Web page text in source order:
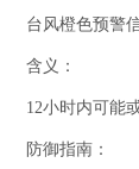
台风橙色预警
含义：
12小时内可能或
防御指南：